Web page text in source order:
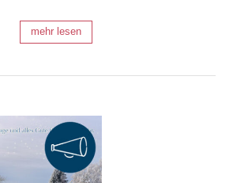
mehr lesen